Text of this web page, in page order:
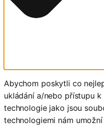
Abychom poskytli co
ukládání a/nebo přístupu
technologie jako jsou
technologiemi nám